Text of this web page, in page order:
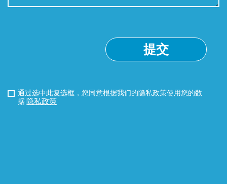
通过选中此复选框，您同意根据我们的隐私政策使用您的数
据 隐私政策